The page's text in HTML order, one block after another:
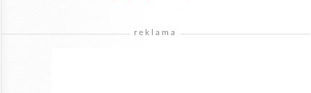
reklama